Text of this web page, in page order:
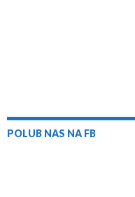
y
m
POLUB NAS NA FB